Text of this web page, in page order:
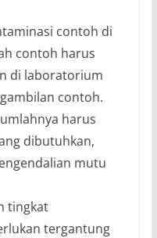
contoh di
contoh harus
di laboratorium
contoh.
harus
dibutuhkan,
mutu
tingkat
tergantung